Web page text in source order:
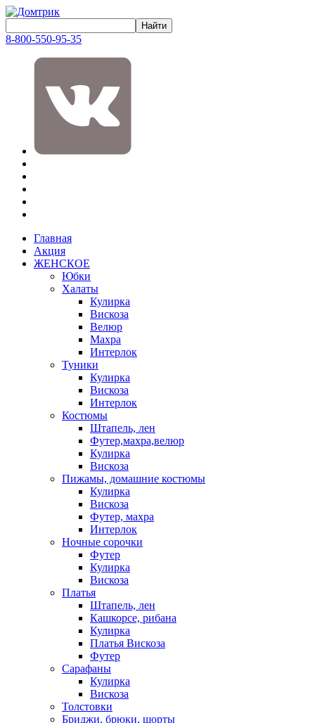
8-800-550-95-35
Главная
Акция
ЖЕНСКОЕ
Юбки
Халаты
Кулирка
Вискоза
Велюр
Махра
Интерлок
Туники
Кулирка
Вискоза
Интерлок
Костюмы
Штапель, лен
Футер,махра,велюр
Кулирка
Вискоза
Пижамы, домашние костюмы
Кулирка
Вискоза
Футер, махра
Интерлок
Ночные сорочки
Футер
Кулирка
Вискоза
Платья
Штапель, лен
Кашкорсе, рибана
Кулирка
Платья Вискоза
Футер
Сарафаны
Кулирка
Вискоза
Толстовки
Бриджи, брюки, шорты